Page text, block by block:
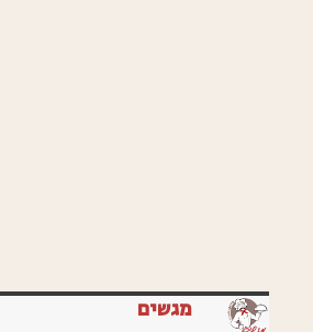
מגשים